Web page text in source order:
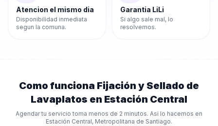
Atencion el mismo dia
Disponibilidad inmediata
segun la comuna.
Garantia LiLi
Si algo sale mal, lo
resolvemos.
Como funciona Fijación y Sellado de
Lavaplatos en Estación Central
Agendar tu servicio toma menos de 2 minutos. Asi lo hacemos en
Estación Central, Metropolitana de Santiago.